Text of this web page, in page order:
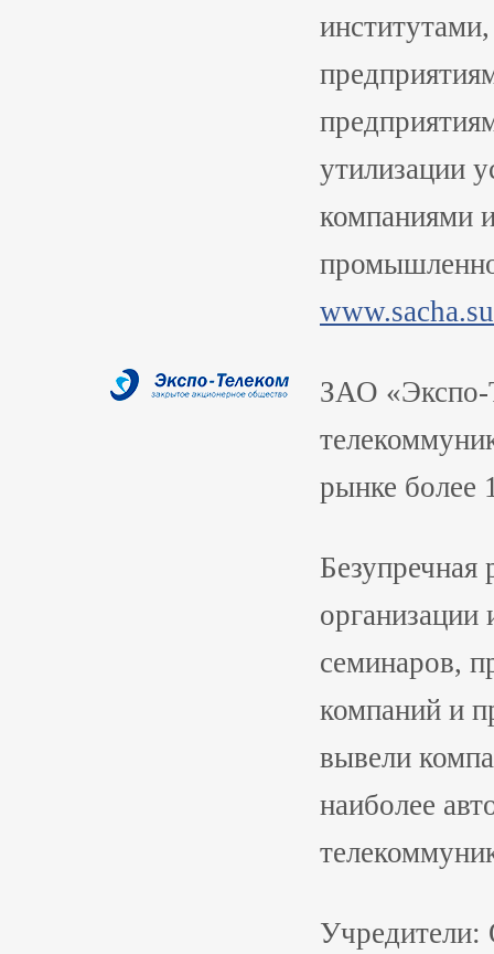
утилизации
компаниями
www.sacha.su
ЗАО «Экспо-
рынке более
Безупречная
организации
семинаров,
компаний и
вывели
наиболее